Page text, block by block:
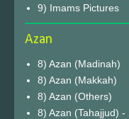
9) Imams Pictures
Azan
8) Azan (Madinah)
8) Azan (Makkah)
8) Azan (Others)